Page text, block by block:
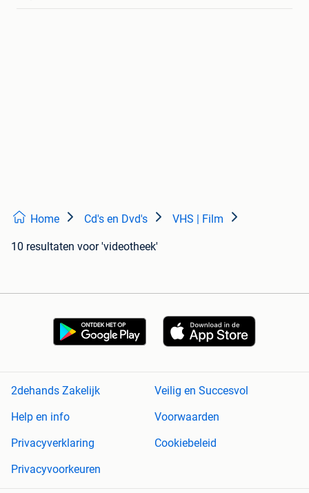
Home Cd's en Dvd's VHS | Film
10 resultaten voor 'videotheek'
2dehands Zakelijk
Veilig en Succesvol
Help en info
Voorwaarden
Privacyverklaring
Cookiebeleid
Privacyvoorkeuren